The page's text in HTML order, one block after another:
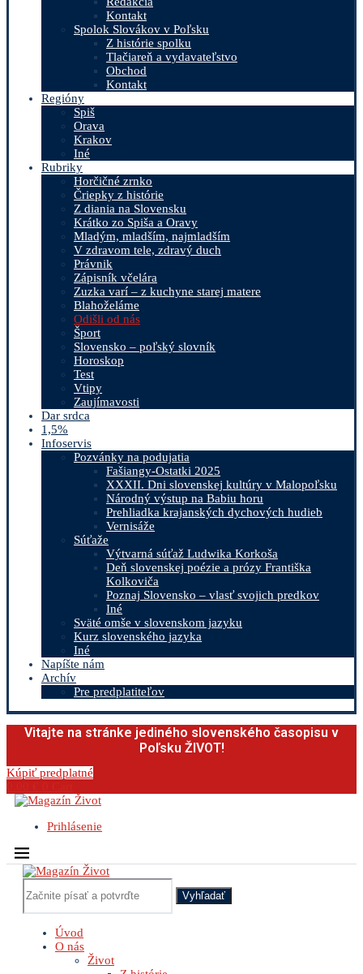
Kontakt
Spolok Slovákov v Poľsku
Z histórie spolku
Tlačiareň a vydavateľstvo
Obchod
Kontakt
Regióny
Spiš
Orava
Krakov
Iné
Rubriky
Horčičné zrnko
Čriepky z histórie
Z diania na Slovensku
Krátko zo Spiša a Oravy
Mladým, mladším, najmladším
V zdravom tele, zdravý duch
Právnik
Zápisník včelára
Zuzka varí – z kuchyne starej matere
Blahoželáme
Odišli od nás
Šport
Slovensko – poľský slovník
Horoskop
Test
Vtipy
Zaujímavosti
Dar srdca
1,5%
Infoservis
Pozvánky na podujatia
Fašiangy-Ostatki 2025
XXXII. Dni slovenskej kultúry v Malopoľsku
Národný výstup na Babiu horu
Prehliadka krajanských dychových hudieb
Vernisáže
Súťaže
Výtvarná súťaž Ludwika Korkoša
Deň slovenskej poézie a prózy Františka
Kolkoviča
Poznaj Slovensko – vlasť svojich predkov
Iné
Sväté omše v slovenskom jazyku
Kurz slovenského jazyka
Iné
Napíšte nám
Archív
Pre predplatiteľov
Vitajte na stránke jediného slovenského časopisu v
Poľsku ŽIVOT!
Kúpiť predplatné
Prihlásenie
Vyhľadať
Úvod
O nás
Život